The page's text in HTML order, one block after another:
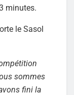
minutes.
sommes
fini la